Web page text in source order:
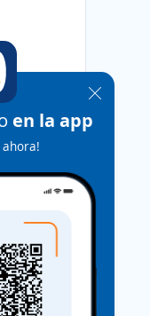
en la app
ahora!